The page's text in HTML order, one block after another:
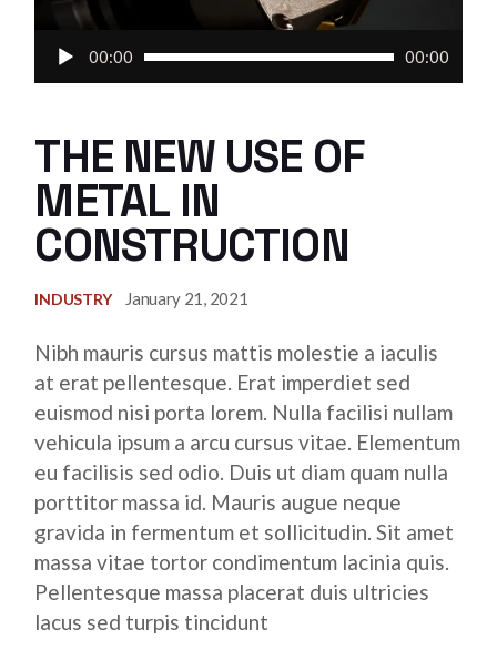
Audio
Player
00:00 00:00
THE NEW USE OF
METAL IN
CONSTRUCTION
INDUSTRY January 21, 2021
Nibh mauris cursus mattis molestie a iaculis
at erat pellentesque. Erat imperdiet sed
euismod nisi porta lorem. Nulla facilisi nullam
vehicula ipsum a arcu cursus vitae. Elementum
eu facilisis sed odio. Duis ut diam quam nulla
porttitor massa id. Mauris augue neque
gravida in fermentum et sollicitudin. Sit amet
massa vitae tortor condimentum lacinia quis.
Pellentesque massa placerat duis ultricies
lacus sed turpis tincidunt